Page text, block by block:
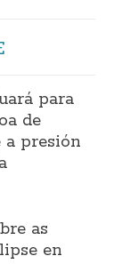
para
de
a presión
as
en